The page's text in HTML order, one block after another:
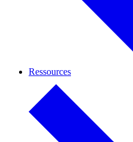
Ressources